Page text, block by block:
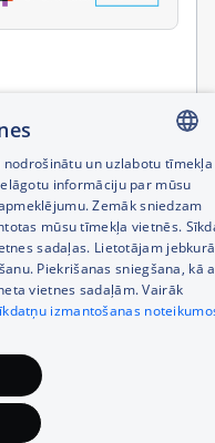
LATVIAN
RUSSIAN
ENGLISH
un uzlabotu tīmekļa
informāciju par mūsu
Zemāk sniedzam
mūsu tīmekļa vietnēs.
sadaļas. Lietotājam
Piekrišanas sniegšana, kā
vietnes sadaļām. Vairāk
izmantošanas